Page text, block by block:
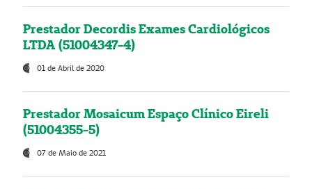
Prestador Decordis Exames Cardiológicos
LTDA (51004347-4)
01 de Abril de 2020
Prestador Mosaicum Espaço Clínico Eireli
(51004355-5)
07 de Maio de 2021